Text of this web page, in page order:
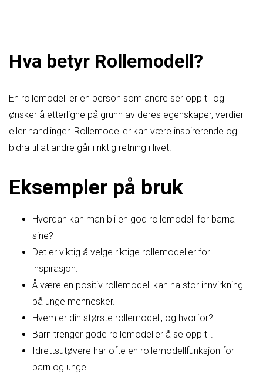
Hva betyr Rollemodell?
En rollemodell er en person som andre ser opp til og
ønsker å etterligne på grunn av deres egenskaper, verdier
eller handlinger. Rollemodeller kan være inspirerende og
bidra til at andre går i riktig retning i livet.
Eksempler på bruk
Hvordan kan man bli en god rollemodell for barna
sine?
Det er viktig å velge riktige rollemodeller for
inspirasjon.
Å være en positiv rollemodell kan ha stor innvirkning
på unge mennesker.
Hvem er din største rollemodell, og hvorfor?
Barn trenger gode rollemodeller å se opp til.
Idrettsutøvere har ofte en rollemodellfunksjon for
barn og unge.